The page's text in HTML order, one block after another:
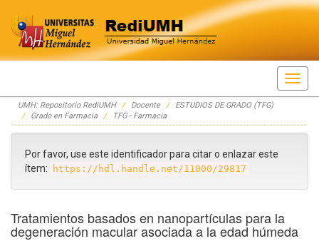
Skip
navigation
UMH: Repositorio RediUMH Docente
ESTUDIOS DE GRADO (TFG)
Grado en Farmacia
TFG - Farmacia
Por favor, use este identificador para citar o enlazar este
ítem:
https://hdl.handle.net/11000/29817
Tratamientos basados en nanopartículas para la
degeneración macular asociada a la edad húmeda